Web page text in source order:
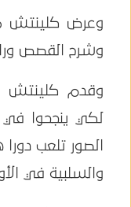
وعرض كلينتش
وشرح القصص
وقدم كلينتش
لكي ينجحوا
الصور تلعب
والسلبية في